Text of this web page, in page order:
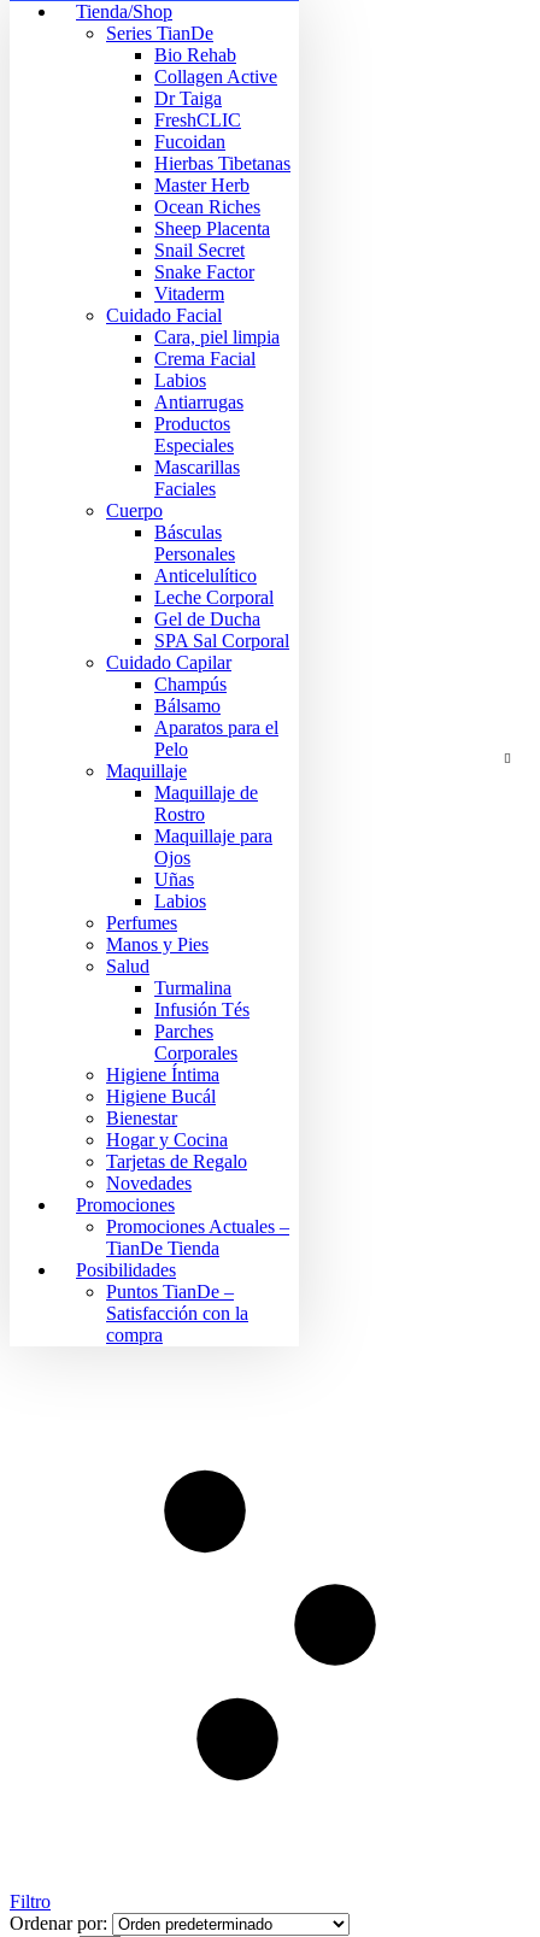
Tienda/Shop
Series TianDe
Bio Rehab
Collagen Active
Dr Taiga
FreshCLIC
Fucoidan
Hierbas Tibetanas
Master Herb
Ocean Riches
Sheep Placenta
Snail Secret
Snake Factor
Vitaderm
Cuidado Facial
Cara, piel limpia
Crema Facial
Labios
Antiarrugas
Productos
Especiales
Mascarillas
Faciales
Cuerpo
Básculas
Personales
Anticelulítico
Leche Corporal
Gel de Ducha
SPA Sal Corporal
Cuidado Capilar
Champús
Bálsamo
Aparatos para el
Pelo
Maquillaje
Maquillaje de
Rostro
Maquillaje para
Ojos
Uñas
Labios
Perfumes
Manos y Pies
Salud
Turmalina
Infusión Tés
Parches
Corporales
Higiene Íntima
Higiene Bucál
Bienestar
Hogar y Cocina
Tarjetas de Regalo
Novedades
Promociones
Promociones Actuales –
TianDe Tienda
Posibilidades
Puntos TianDe –
Satisfacción con la
compra
Filtro
Ordenar por: